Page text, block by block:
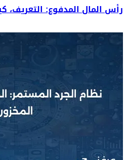
رأس المال المدفوع: التعريف،